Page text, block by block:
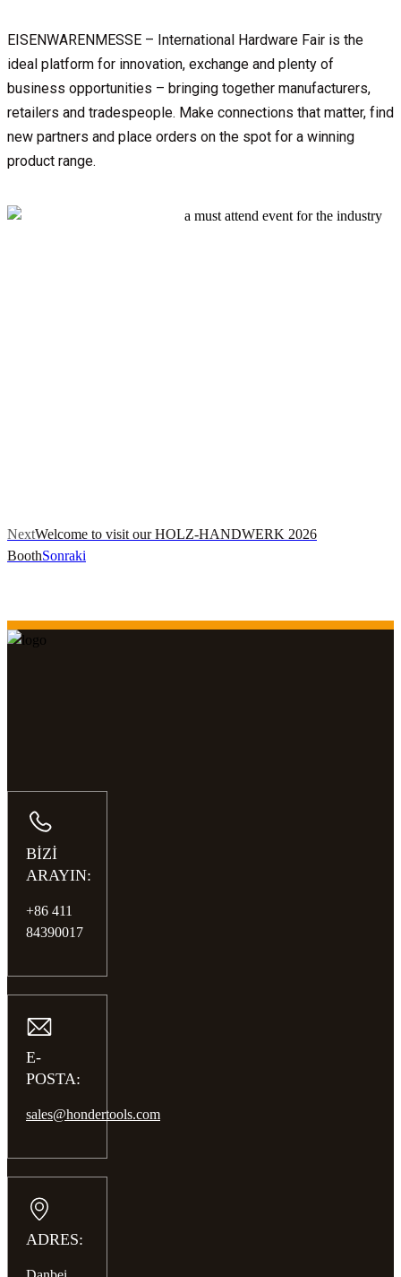
EISENWARENMESSE – International Hardware Fair is the
ideal platform for innovation, exchange and plenty of
business opportunities – bringing together manufacturers,
retailers and tradespeople. Make connections that matter, find
new partners and place orders on the spot for a winning
product range.
NextWelcome to visit our HOLZ-HANDWERK 2026
BoothSonraki
BİZİ
ARAYIN:
+86 411
84390017
E-
POSTA:
sales@hondertools.com
ADRES: